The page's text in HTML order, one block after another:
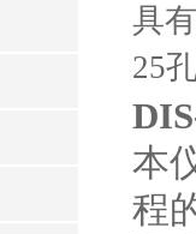
具
25
本
程